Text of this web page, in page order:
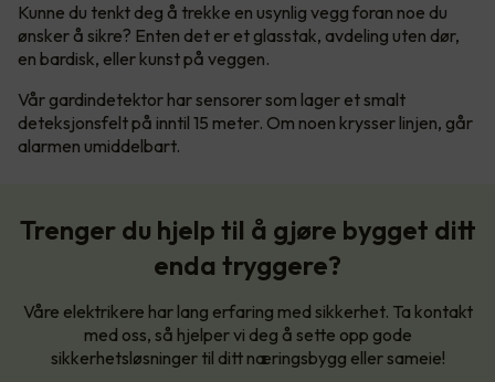
Kunne du tenkt deg å trekke en usynlig vegg foran noe du
ønsker å sikre? Enten det er et glasstak, avdeling uten dør,
en bardisk, eller kunst på veggen.
Vår gardindetektor har sensorer som lager et smalt
deteksjonsfelt på inntil 15 meter. Om noen krysser linjen, går
alarmen umiddelbart.
Trenger du hjelp til å gjøre bygget ditt
enda tryggere?
Våre elektrikere har lang erfaring med sikkerhet. Ta kontakt
med oss, så hjelper vi deg å sette opp gode
sikkerhetsløsninger til ditt næringsbygg eller sameie!